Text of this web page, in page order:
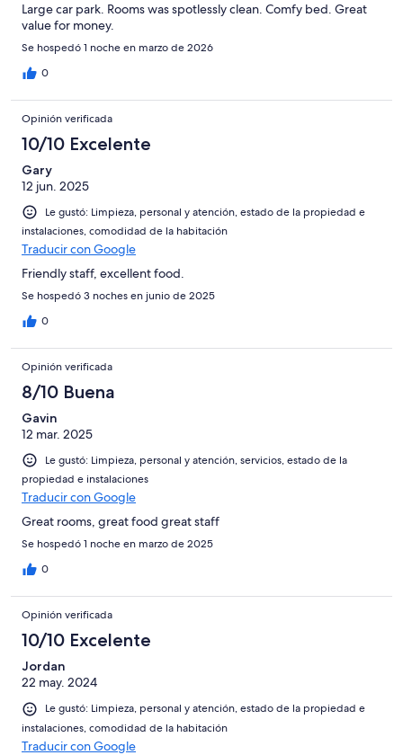
Large car park. Rooms was spotlessly clean. Comfy bed. Great
value for money.
Se hospedó 1 noche en marzo de 2026
0
Opinión verificada
10/10 Excelente
Gary
12 jun. 2025
Le gustó: Limpieza, personal y atención, estado de la propiedad e
instalaciones, comodidad de la habitación
Traducir con Google
Friendly staff, excellent food.
Se hospedó 3 noches en junio de 2025
0
Opinión verificada
8/10 Buena
Gavin
12 mar. 2025
Le gustó: Limpieza, personal y atención, servicios, estado de la
propiedad e instalaciones
Traducir con Google
Great rooms, great food great staff
Se hospedó 1 noche en marzo de 2025
0
Opinión verificada
10/10 Excelente
Jordan
22 may. 2024
Le gustó: Limpieza, personal y atención, estado de la propiedad e
instalaciones, comodidad de la habitación
Traducir con Google